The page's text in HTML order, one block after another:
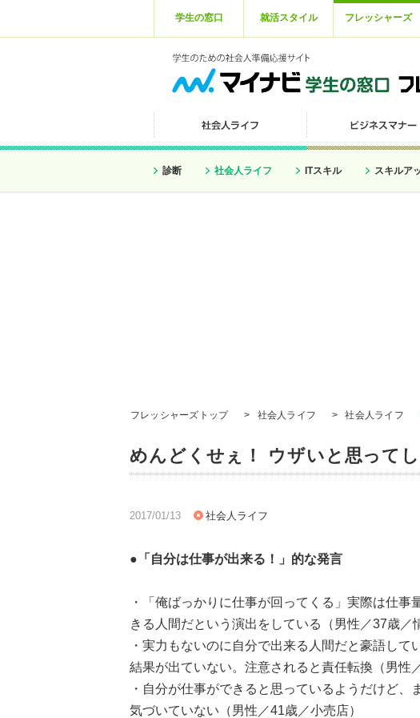
学生の窓口 就活スタイル フレッシャーズ
診断 社会人ライフ ITスキル スキルア
フレッシャーズトップ > 社会人ライフ > 社会人ライフ
めんどくせぇ！ ウザいと思って
2017/01/13 社会人ライフ
●「自分は仕事が出来る！」的な発言
・「俺ばっかりに仕事が回ってくる」実際は仕
きる人間だという演出をしている（男性／37歳／
・実力もないのに自分で出来る人間だと豪語して
結果が出ていない。注意されると責任転換（男性
・自分が仕事ができると思っているようだけど
気づいていない（男性／41歳／小売店）